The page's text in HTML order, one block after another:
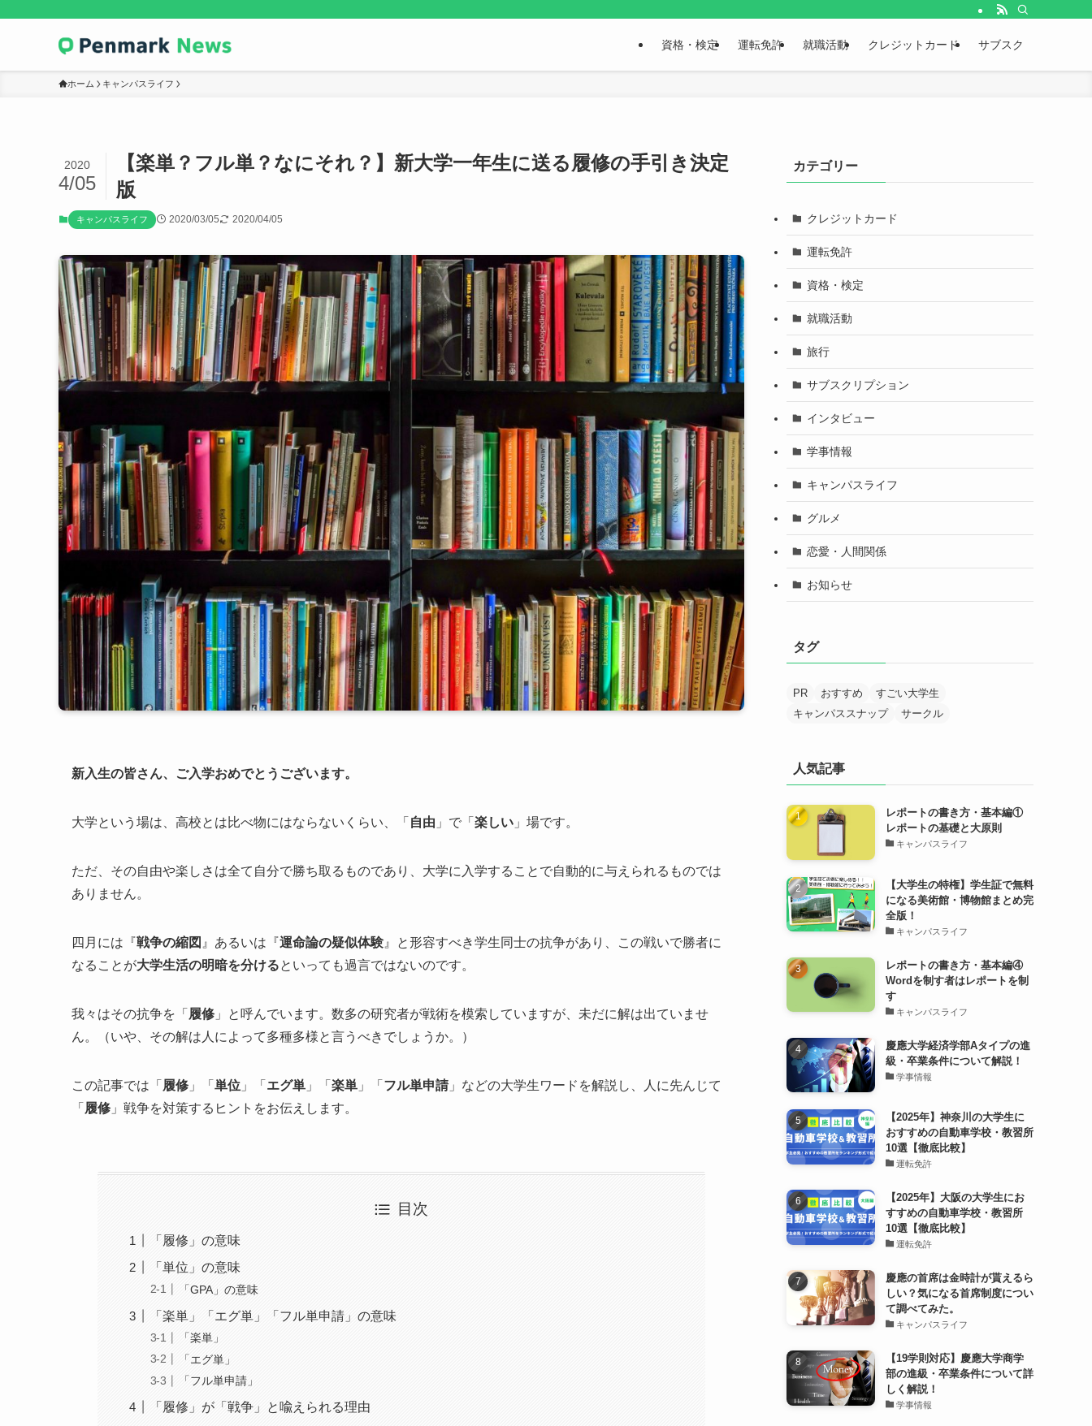
資格・検定 運転免許 就職活動 クレジットカード サブスク
ホーム キャンパスライフ
【楽単？フル単？なにそれ？】新大学一年生に送る履修の手引き決定
版
2020
4/05
キャンパスライフ 2020/03/05 2020/04/05
新入生の皆さん、ご入学おめでとうございます。
大学という場は、高校とは比べ物にはならないくらい、「 自由 」で「 楽しい 」場です。
ただ、その自由や楽しさは全て自分で勝ち取るものであり、大学に入学することで自動的に与えられるものでは
ありません。
四月には『戦争の縮図 』あるいは『運命論の疑似体験 』と形容すべき学生同士の抗争があり、この戦いで勝者に
なることが大学生活の明暗を分けるといっても過言ではないのです。
我々はその抗争を「 履修 」と呼んでいます。数多の研究者が戦術を模索していますが、未だに解は出ていませ
ん。（いや、その解は人によって多種多様と言うべきでしょうか。）
この記事では「 履修 」「 単位 」「 エグ単 」「 楽単 」「 フル単申請」などの大学生ワードを解説し、人に先んじて
「 履修 」戦争を対策するヒントをお伝えします。
目次
「履修」の意味
「単位」の意味
「GPA」の意味
「楽単」「エグ単」「フル単申請」の意味
「楽単」
「エグ単」
「フル単申請」
「履修」が「戦争」と喩えられる理由
カテゴリー
クレジットカード
運転免許
資格・検定
就職活動
旅行
サブスクリプション
インタビュー
学事情報
キャンパスライフ
グルメ
恋愛・人間関係
お知らせ
タグ
PR おすすめ
すごい大学生
キャンパススナップ
サークル
人気記事
レポートの書き方・基本編①
レポートの基礎と大原則
キャンパスライフ
【大学生の特権】学生証で無料
になる美術館・博物館まとめ完
全版！
キャンパスライフ
レポートの書き方・基本編④
Wordを制す者はレポートを制
す
キャンパスライフ
慶應大学経済学部Aタイプの進
級・卒業条件について解説！
学事情報
【2025年】神奈川の大学生に
おすすめの自動車学校・教習所
10選【徹底比較】
運転免許
【2025年】大阪の大学生にお
すすめの自動車学校・教習所
10選【徹底比較】
運転免許
慶應の首席は金時計が貰えるら
しい？気になる首席制度につい
て調べてみた。
キャンパスライフ
【19学則対応】慶應大学商学
部の進級・卒業条件について詳
しく解説！
学事情報